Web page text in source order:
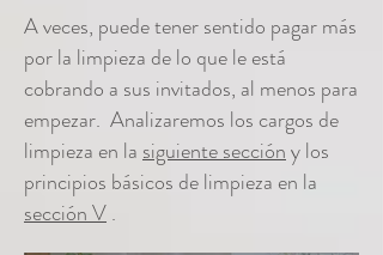
A veces, puede tener sentido pagar más
por la limpieza de lo que le está
cobrando a sus invitados, al menos para
empezar. Analizaremos los cargos de
limpieza en la siguiente seccióny los
principios básicos de limpieza en la
sección V.